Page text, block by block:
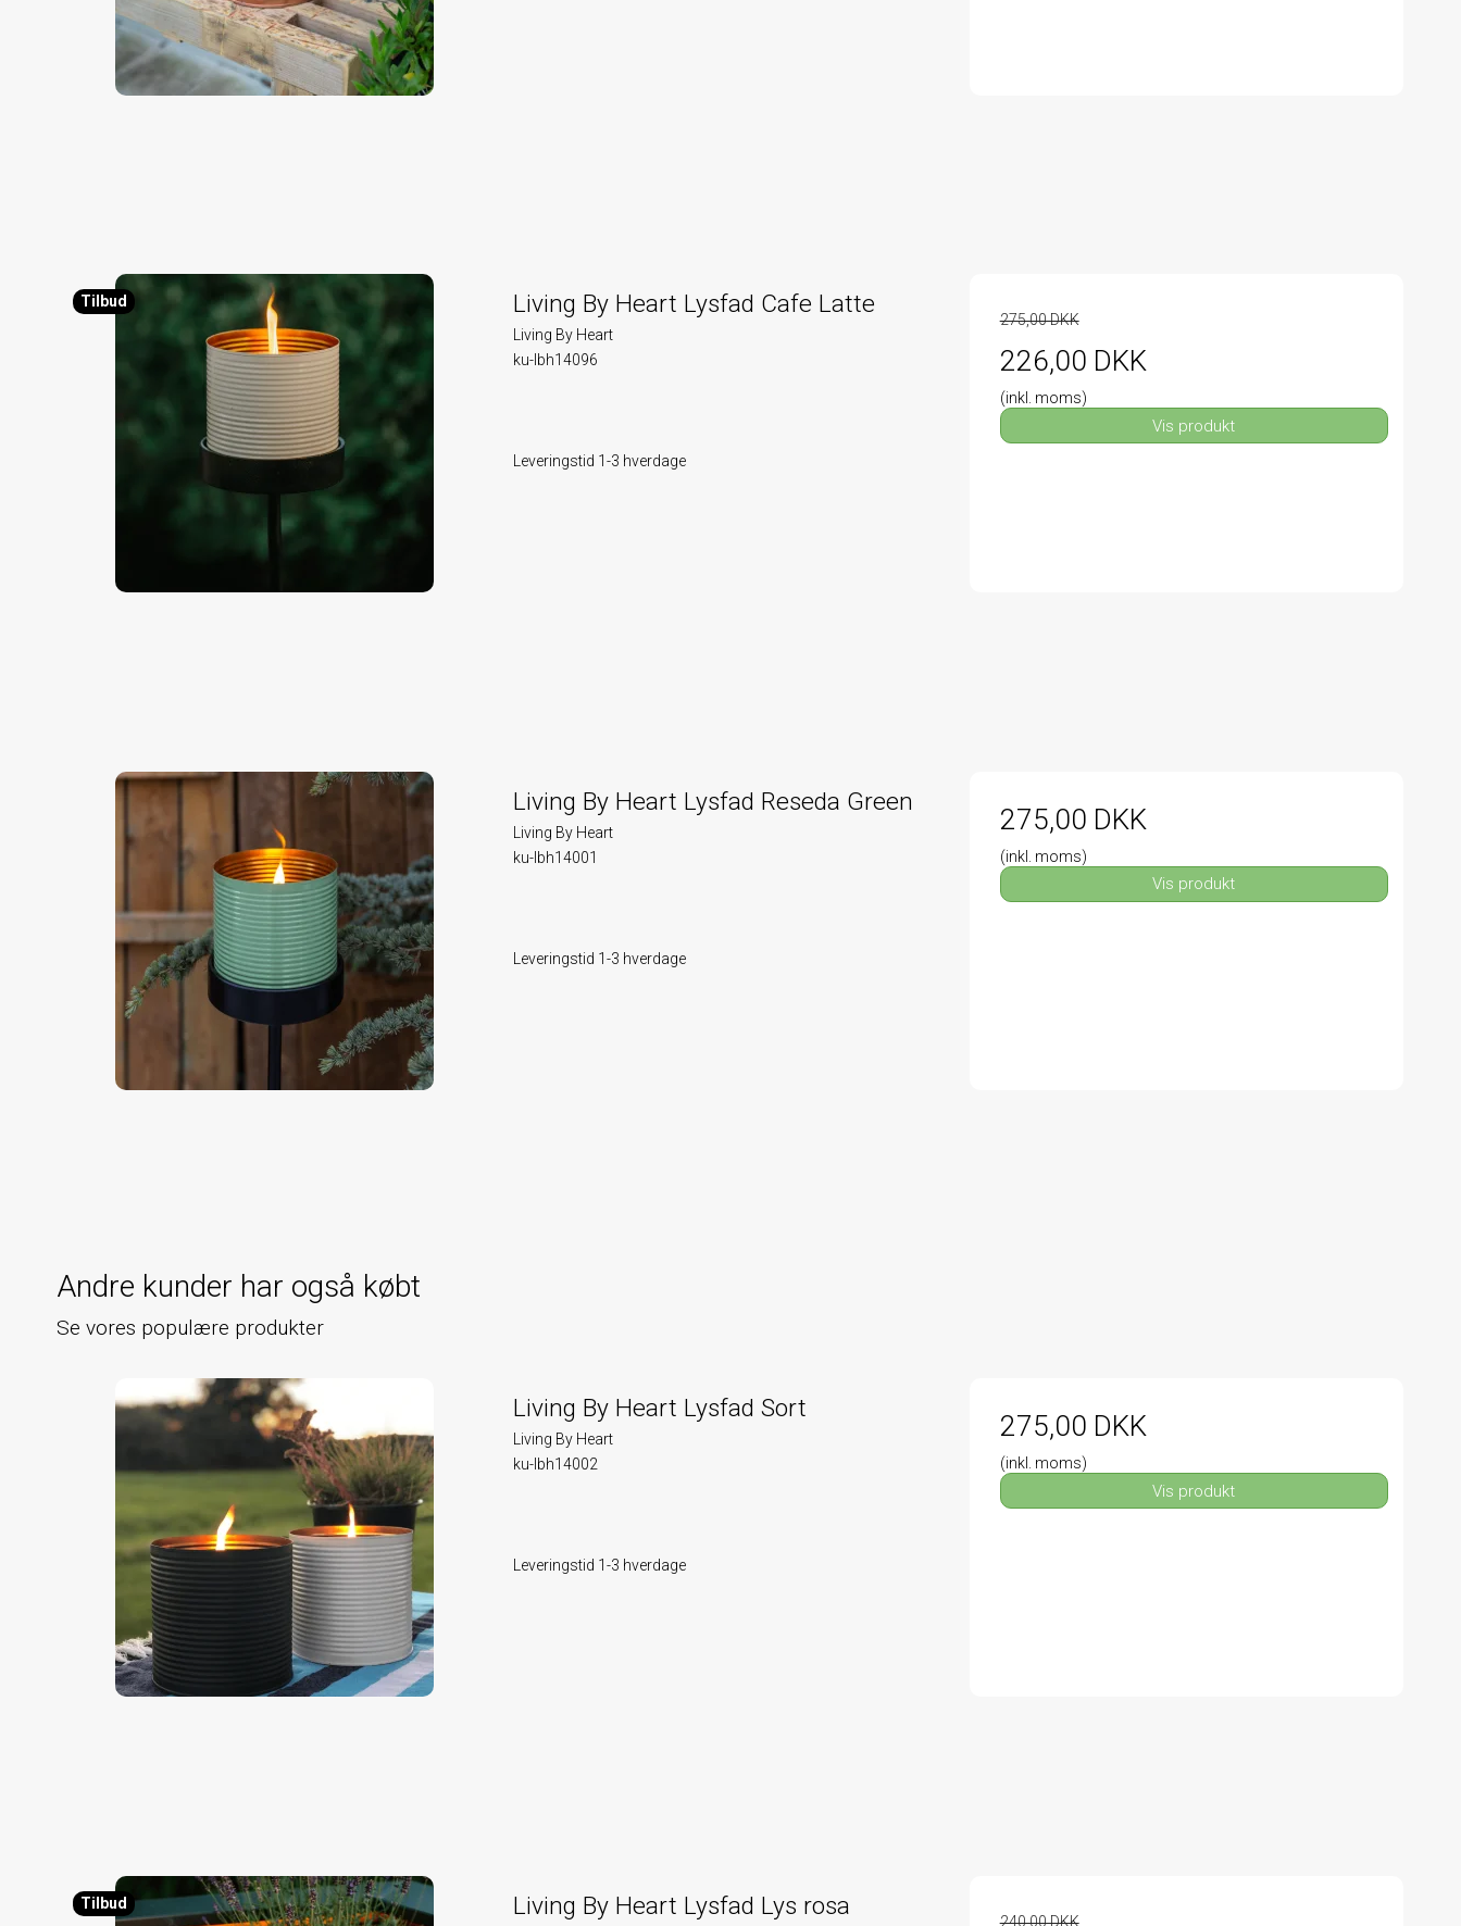
Tilbud Living By Heart Lysfad Cafe Latte
Living By Heart
ku-lbh14096
Leveringstid 1-3 hverdage
275,00 DKK
226,00 DKK
(inkl. moms)
Vis produkt
Living By Heart Lysfad Reseda Green
Living By Heart
ku-lbh14001
Leveringstid 1-3 hverdage
275,00 DKK
(inkl. moms)
Vis produkt
Andre kunder har også købt
Se vores populære produkter
Living By Heart Lysfad Sort
Living By Heart
ku-lbh14002
Leveringstid 1-3 hverdage
275,00 DKK
(inkl. moms)
Vis produkt
Tilbud Living By Heart Lysfad Lys rosa
240,00 DKK